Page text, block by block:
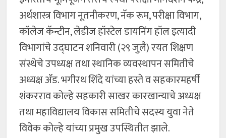
अर्थशास्त्र विभाग नूतनीकरण, नॅक रूम, परीक्षा विभाग,
कॉलेज कॅन्टीन, लेडीज हॉस्टेल डायनिंग हॉल इत्यादी
विभागांचे उद्घाटन शनिवारी (२९ जुलै) रयत शिक्षण
संस्थेचे उपध्यक्ष तथा स्थानिक व्यवस्थापन समितीचे
अध्यक्ष ॲड. भगीरथ शिंदे यांच्या हस्ते व सहकारमहर्षी
शंकरराव कोल्हे सहकारी साखर कारखान्याचे अध्यक्ष
तथा महाविद्यालय विकास समितीचे सदस्य युवा नेते
विवेक कोल्हे यांच्या प्रमुख उपस्थितीत झाले.